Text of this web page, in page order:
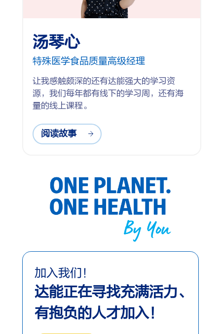
汤琴心
特殊医学食品质量高级经理
让我感触颇深的还有达能强大的学习资
源，我们每年都有线下的学习周，还有海
量的线上课程。
阅读故事
加入我们！
达能正在寻找充满活力、
有抱负的人才加入！